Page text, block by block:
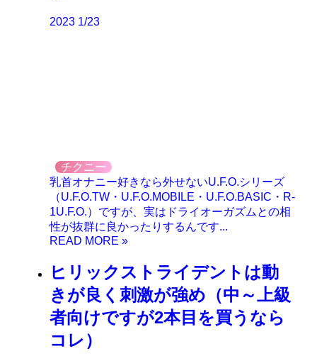
2023 1/23
チクニー
乳首オナニー好きなら外せないU.F.O.シリーズ
（U.F.O.TW・U.F.O.MOBILE・U.F.O.BASIC・R-
1U.F.O.）ですが、実はドライオーガズムとの相
性が抜群に良かったりするんです...
ヒリックストライデントは動
きが良く刺激が強め（中～上級
者向けですが2本目を買うなら
コレ）